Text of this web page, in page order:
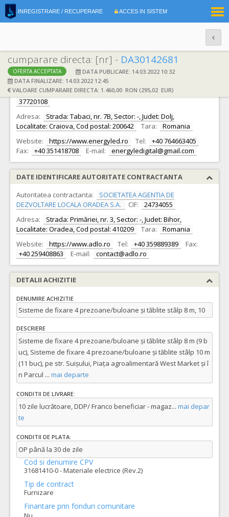
INREGISTRARE / RECUPERARE ACCES IN SISTEM
cumparare directa: [nr] - DA30142681
OFERTA ACCEPTATA
DATA PUBLICARE: 14.03.2022 10:32
DATA FINALIZARE: 14.03.2022 12:45
VALOARE CUMPARARE DIRECTA: 1.460,00 RON (295,02 EUR)
DATE IDENTIFICARE OFERTANT
Ofertant: S.C. ENERGYLED DIGITALIGHT S.R.L.
CIF:
37720108
Adresa:
Strada: Tabaci, nr. 7B, Sector: -, Judet: Dolj,
Localitate: Craiova, Cod postal: 200642
Tara:
Romania
Website:
https://www.energyled.ro Tel:
+40 764663405
Fax:
+40 351418708 E-mail: energyledigital@gmail.com
DATE IDENTIFICARE AUTORITATE CONTRACTANTA
Autoritatea contractanta:
SOCIETATEA AGENTIA DE
DEZVOLTARE LOCALA ORADEA S.A.
CIF:
24734055
Adresa:
Strada: Primăriei, nr. 3, Sector: -, Judet: Bihor,
Localitate: Oradea, Cod postal: 410209
Tara:
Romania
Website:
https://www.adlo.ro Tel: +40 359889389
Fax:
+40 259408863
E-mail: contact@adlo.ro
DETALII ACHIZITIE
DENUMIRE ACHIZITIE
Sisteme de fixare 4 prezoane/buloane și tăblite stâlp 8 m, 10
DESCRIERE
Sisteme de fixare 4 prezoane/buloane și tăblite stâlp 8 m (9 b
uc), Sisteme de fixare 4 prezoane/buloane și tăblite stâlp 10 m
(11 buc), pe str. Suișului, Piața agroalimentară West Market și î
n Parcul ... mai departe
CONDITII DE LIVRARE:
10 zile lucrătoare, DDP/ Franco beneficiar - magaz... mai depar
te
CONDITII DE PLATA:
OP până la 30 de zile
Cod si denumire CPV
31681410-0 - Materiale electrice (Rev.2)
Tip de contract
Furnizare
Finantare prin fonduri comunitare